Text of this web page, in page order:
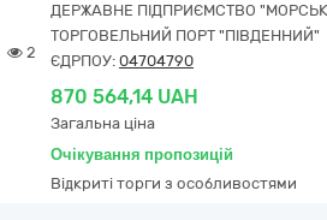
2
ДЕРЖАВНЕ ПІДПРИЄМСТВО
ТОРГОВЕЛЬНИЙ ПОРТ "ПІВДЕННИЙ"
ЄДРПОУ: 04704790
870 564,14 UAH
Загальна ціна
Очікування пропозицій
Відкриті торги з особливостями